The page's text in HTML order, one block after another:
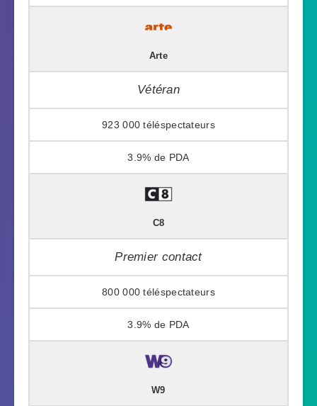
Arte
Vétéran
923 000
3.9%
C8
Premier contact
800 000
3.9%
W9